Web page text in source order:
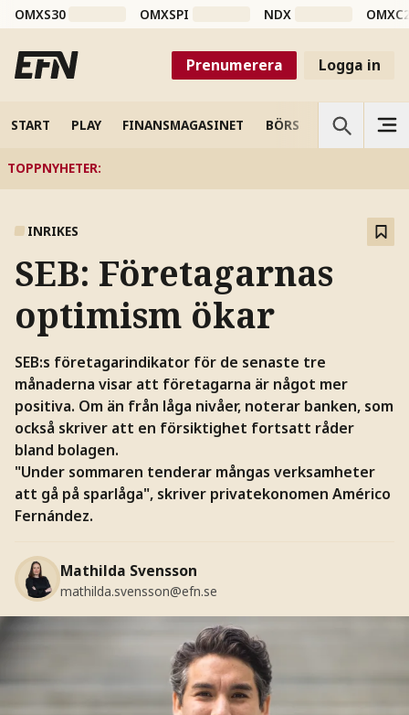
OMXS30 OMXSPI NDX
Prenumerera Logga in
START PLAY FINANSMAGASINET BÖRS VETENSKAP
TOPPNYHETER:
INRIKES
SEB: Företagarnas
optimism ökar
SEB:s företagarindikator för de senaste tre
månaderna visar att företagarna är något mer
positiva. Om än från låga nivåer, noterar banken, som
också skriver att en försiktighet fortsatt råder
bland bolagen.
"Under sommaren tenderar mångas verksamheter
att gå på sparlåga", skriver privatekonomen Américo
Fernández.
Mathilda Svensson
mathilda.svensson@efn.se